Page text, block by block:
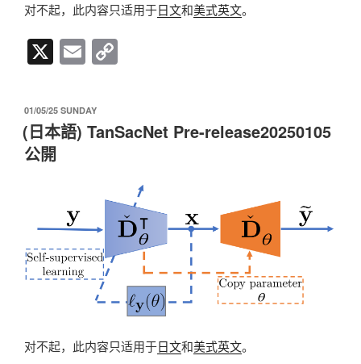
对不起，此内容只适用于日文和美式英文。
X E
m
ail
y
k
发
布
于
01/05/25 SUNDAY
(日本語) TanSacNet Pre-release20250105
公開
对不起，此内容只适用于日文和美式英文。